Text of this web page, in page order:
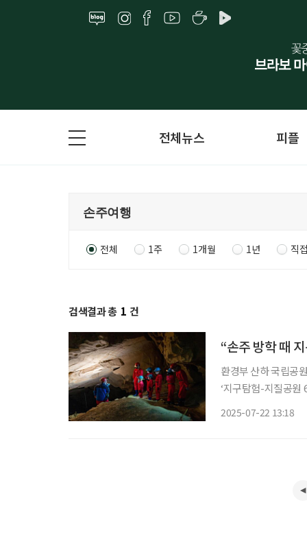
전체뉴스 피플
전체 1주 1개월 1년 직
검색결과 총 1 건
“손주 방학 때
환경부 산하 국립공
‘지구탐험-지질공원
2025-07-22 13:18